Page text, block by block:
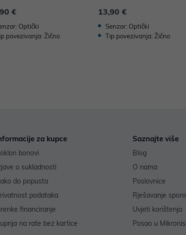
€
Optički
povezivanja: Žično
13,90 €
Senzor: Optički
Tip povezivanja: Žično
za kupce
bonovi
o sukladnosti
do popusta
podataka
financiranje
na rate bez kartice
Saznajte više
Blog
O nama
Poslovnice
Rješavanje
Uvjeti korištenja
Posao u